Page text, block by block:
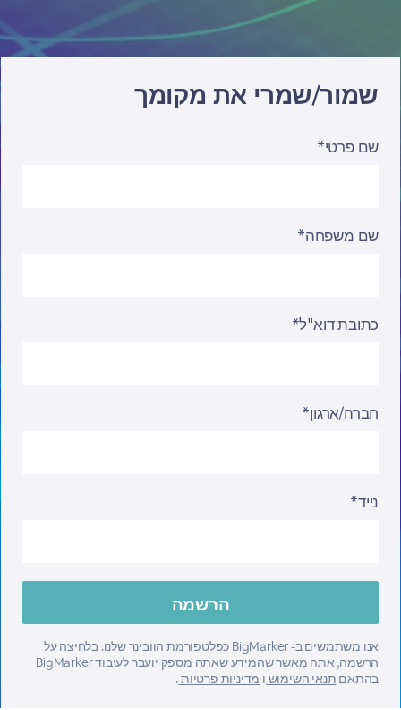
שמור/שמרי את מקומך
שם פרטי*
שם משפחה*
כתובת דוא"ל*
חברה/ארגון*
נייד*
אנו משתמשים ב- BigMarker כפלטפורמת הוובינר שלנו. בלחיצה על
הרשמה, אתה מאשר שהמידע שאתה מספק יועבר לעיבוד BigMarker
בהתאם תנאי השימוש ו מדיניות פרטיות.